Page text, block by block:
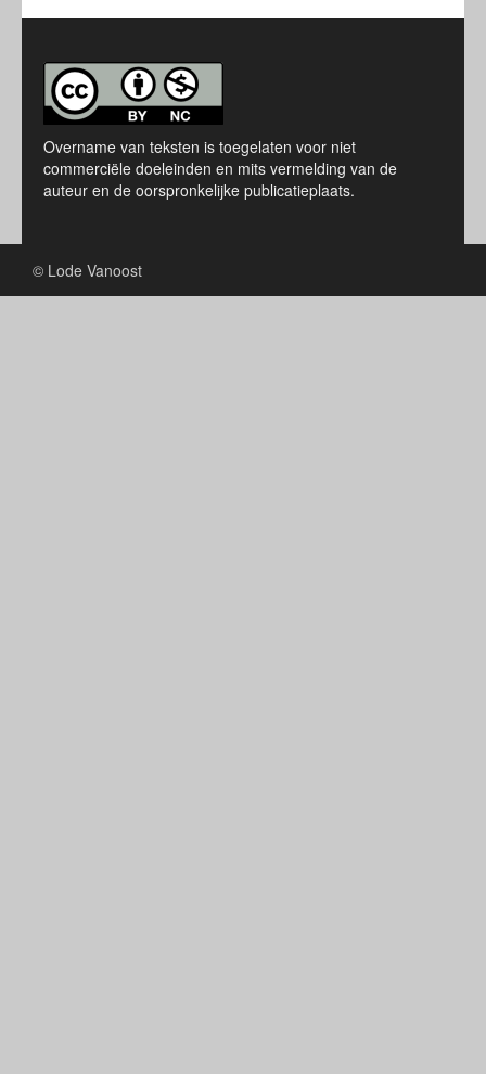
Overname van teksten is toegelaten voor niet
commerciële doeleinden en mits vermelding van de
auteur en de oorspronkelijke publicatieplaats.
© Lode Vanoost